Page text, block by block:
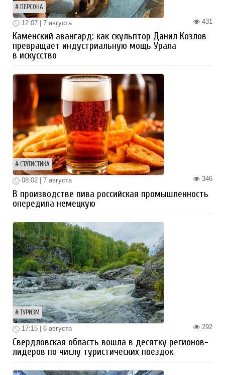
ПЕРСОНА
431
12:07 | 7 августа
Каменский авангард: как скульптор Данил Козлов
превращает индустриальную мощь Урала
в искусство
СТАТИСТИКА
346
08:02 | 7 августа
В производстве пива российская промышленность
опередила немецкую
ТУРИЗМ
292
17:15 | 6 августа
Свердловская область вошла в десятку регионов-
лидеров по числу туристических поездок